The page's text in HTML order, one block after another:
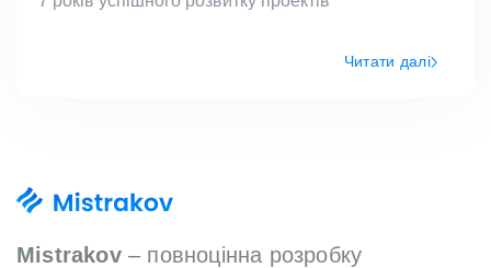
Читати далі
Mistrakov– повноцінна розробку